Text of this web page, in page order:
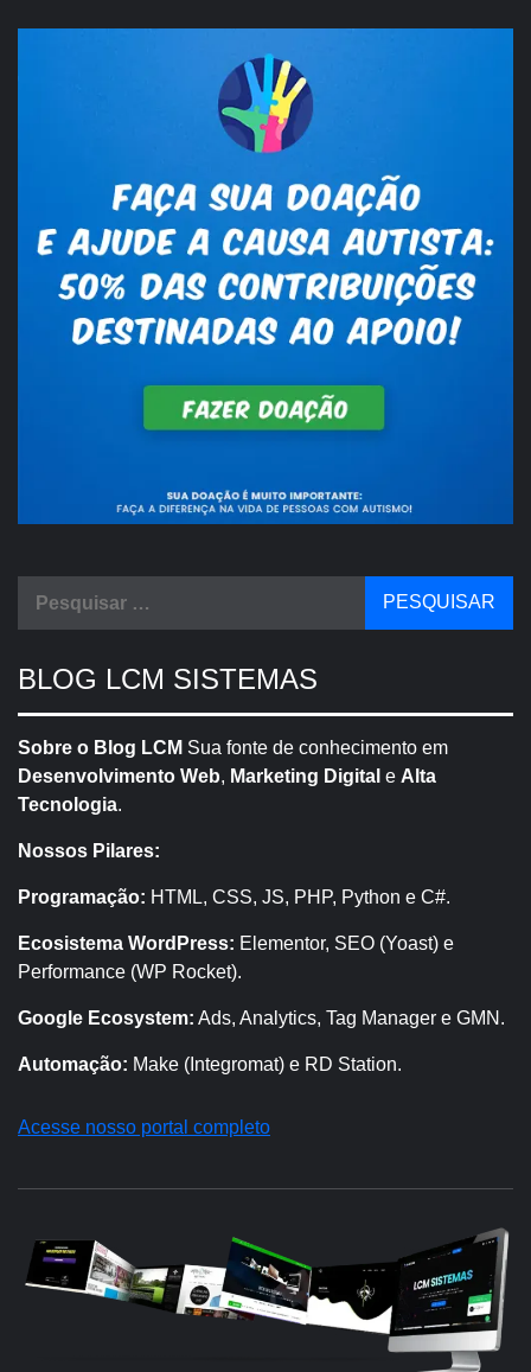
BLOG LCM SISTEMAS
Sobre o Blog LCM Sua fonte de conhecimento em
Desenvolvimento Web, Marketing Digital e Alta
Tecnologia.
Nossos Pilares:
Programação: HTML, CSS, JS, PHP, Python e C#.
Ecosistema WordPress: Elementor, SEO (Yoast) e
Performance (WP Rocket).
Google Ecosystem: Ads, Analytics, Tag Manager e GMN.
Automação: Make (Integromat) e RD Station.
Acesse nosso portal completo